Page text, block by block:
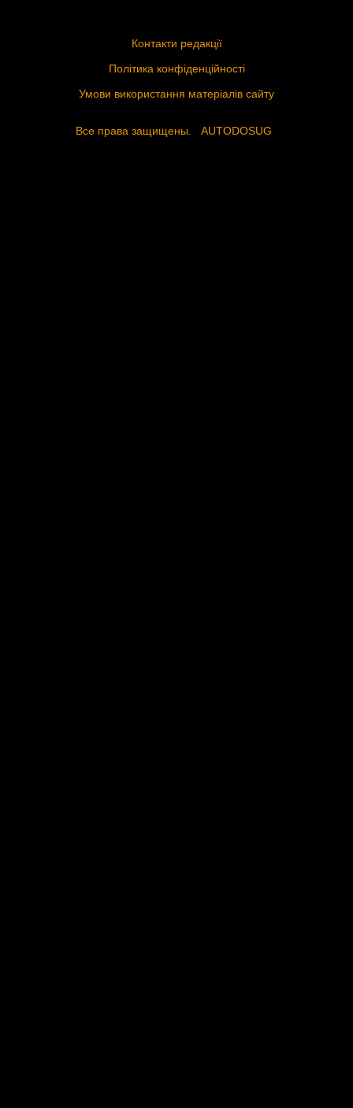
Контакти редакції
Політика конфіденційності
Умови використання матеріалів сайту
Все права защищены. AUTODOSUG